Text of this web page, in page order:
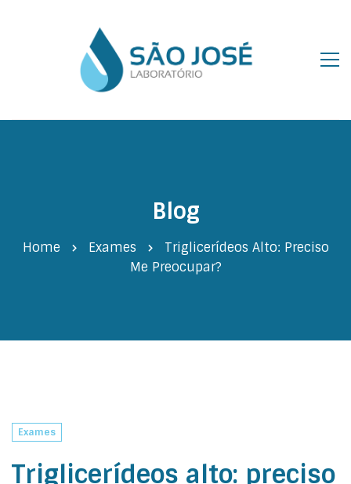
Blog
Home Exames
Triglicerídeos Alto: Preciso
Me Preocupar?
Exames
Triglicerídeos alto: preciso